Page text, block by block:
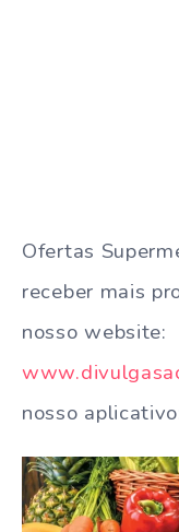
Ofertas
receber mais
nosso website:
nosso